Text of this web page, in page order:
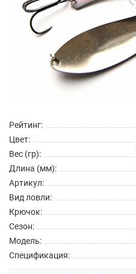
Рейтинг:
Цвет:
Вес (гр):
Длина (мм):
Артикул:
Вид ловли:
Крючок:
Сезон:
Модель:
Спецификация: